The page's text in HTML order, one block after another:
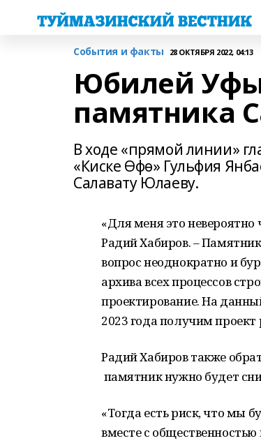
События и факты 28 ОКТЯБРЯ 2022, 04:13
Юбилей
памятника
В ходе «прямой линии»
«Киске Өфө» Гульфия
Салавату Юлаеву.
«Для меня это невероятно
Радий Хабиров. –
вопрос неоднократно и
архива всех процессов
проектирование. На
2023 года получим
Радий Хабиров также
памятник нужно будет
«Тогда есть риск, что мы
вместе с